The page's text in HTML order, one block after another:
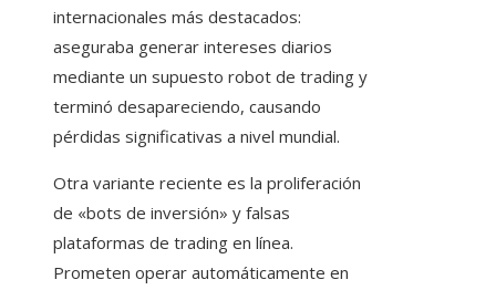
internacionales más destacados:
aseguraba generar intereses diarios
mediante un supuesto robot de trading y
terminó desapareciendo, causando
pérdidas significativas a nivel mundial.
Otra variante reciente es la proliferación
de «bots de inversión» y falsas
plataformas de trading en línea.
Prometen operar automáticamente en